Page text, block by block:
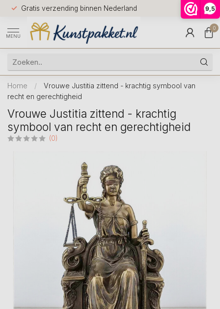
9,5
Gratis verzending binnen Nederland
Voor
huis
9.5
MENU
0
Home /
Vrouwe Justitia zittend - krachtig symbool van
recht en gerechtigheid
Vrouwe Justitia zittend - krachtig
symbool van recht en gerechtigheid
(0)